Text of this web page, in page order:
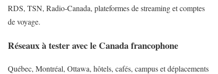
RDS, TSN, Radio‑Canada, plateformes de streaming et comptes
de voyage.
Réseaux à tester avec le Canada francophone
Québec, Montréal, Ottawa, hôtels, cafés, campus et déplacements